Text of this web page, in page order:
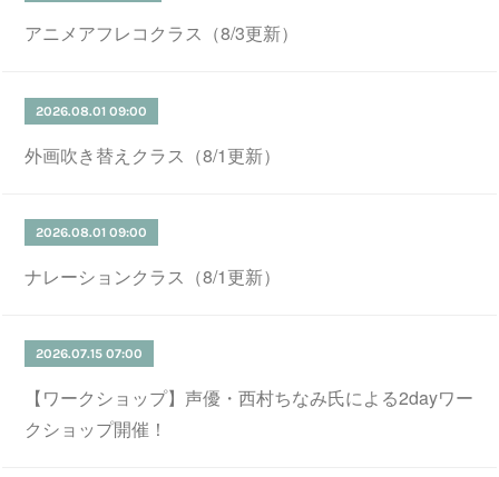
アニメアフレコクラス（8/3更新）
2026.08.01 09:00
外画吹き替えクラス（8/1更新）
2026.08.01 09:00
ナレーションクラス（8/1更新）
2026.07.15 07:00
【ワークショップ】声優・西村ちなみ氏による2dayワー
クショップ開催！